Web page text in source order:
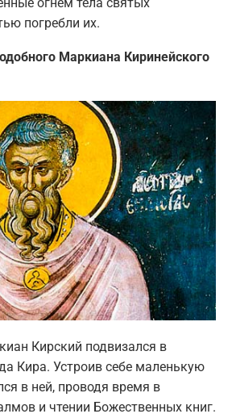
погребли их.
Маркиана Киринейского
Кирский подвизался в
Кира. Устроив себе маленькую
в ней, проводя время в
и чтении Божественных книг.